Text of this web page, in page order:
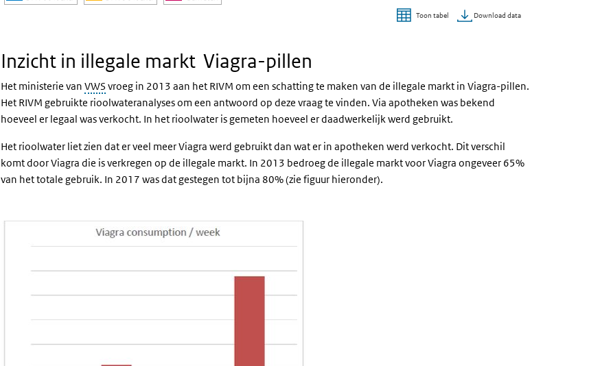
Toon tabel Download data
Inzicht in illegale markt Viagra-pillen
Het ministerie van VWS vroeg in 2013 aan het RIVM om een schatting te maken van de illegale markt in Viagra-pillen.
Het RIVM gebruikte rioolwateranalyses om een antwoord op deze vraag te vinden. Via apotheken was bekend
hoeveel er legaal was verkocht. In het rioolwater is gemeten hoeveel er daadwerkelijk werd gebruikt.
Het rioolwater liet zien dat er veel meer Viagra werd gebruikt dan wat er in apotheken werd verkocht. Dit verschil
komt door Viagra die is verkregen op de illegale markt. In 2013 bedroeg de illegale markt voor Viagra ongeveer 65%
van het totale gebruik. In 2017 was dat gestegen tot bijna 80% (zie figuur hieronder).